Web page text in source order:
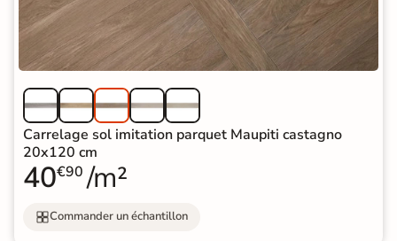
Carrelage sol imitation parquet Maupiti castagno
20x120 cm
40€90 /m²
Commander un échantillon